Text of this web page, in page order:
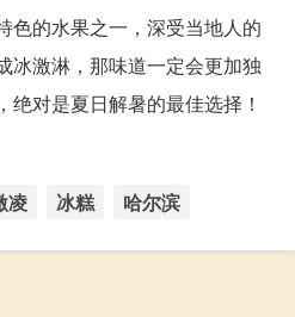
色的水果之一，深受当地人的
冰激淋，那味道一定会更加独
对是夏日解暑的最佳选择！
凌 冰糕 哈尔滨